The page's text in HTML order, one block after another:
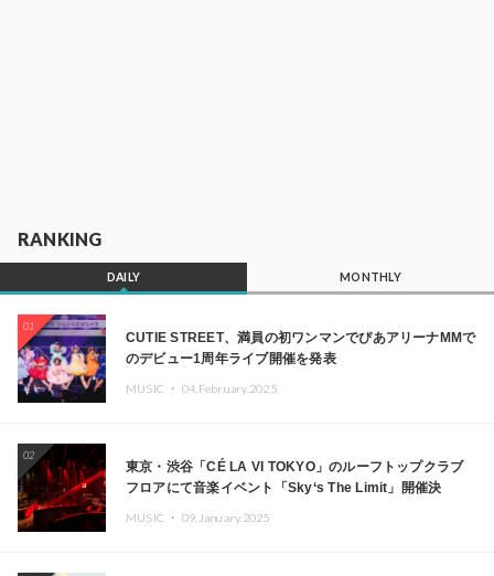
RANKING
DAILY MONTHLY
01
CUTIE STREET、満員の初ワンマンでぴあアリーナMMで
のデビュー1周年ライブ開催を発表
MUSIC ・ 04.February.2025
02
東京・渋谷「CÉ LA VI TOKYO」のルーフトップクラブ
フロアにて音楽イベント「Sky‘s The Limit」開催決
Kza（FORCE OF NATURE）ら日本を代表するDJ・クリ
MUSIC ・ 09.January.2025